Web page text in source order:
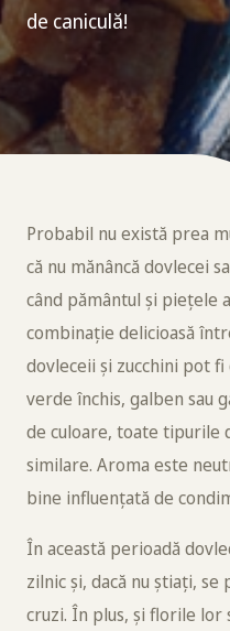
de caniculă!
Probabil nu există prea
că nu mănâncă dovlecei
când pământul și piețele
combinație delicioasă
dovleceii și zucchini pot fi
verde închis, galben sau
de culoare, toate tipurile
similare. Aroma este
bine influențată de
În această perioadă
zilnic și, dacă nu știați,
cruzi. În plus, și florile lor